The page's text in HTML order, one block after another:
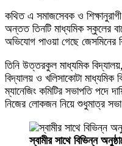
কথিত এ সমাজসেবক ও
অন্তত তিনটি মাধ্যমিক স্কুলের
অভিযোগ পাওয়া গেছে জেসমিনের
তিনি উত্তরকুল মাধ্যমিক
বিদ্যালয় ও খলিসাকোটা মাধ্যমিক
ম্যানেজিং কমিটির সভাপতি পদে
নিজের লোকজন নিয়ে শুধুমাত্র সভা
স্বামীর সাথে বিভিন্ন